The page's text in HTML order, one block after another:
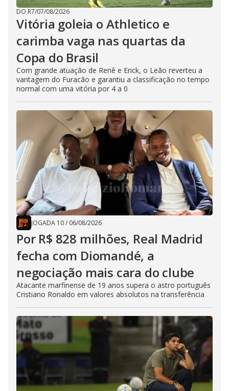
DO R7/07/08/2026
Vitória goleia o Athletico e
carimba vaga nas quartas da
Copa do Brasil
Com grande atuação de Renê e Erick, o Leão reverteu a
vantagem do Furacão e garantiu a classificação no tempo
normal com uma vitória por 4 a 0
JOGADA 10/ 06/08/2026
Por R$ 828 milhões, Real Madrid
fecha com Diomandé, a
negociação mais cara do clube
Atacante marfinense de 19 anos supera o astro português
Cristiano Ronaldo em valores absolutos na transferência